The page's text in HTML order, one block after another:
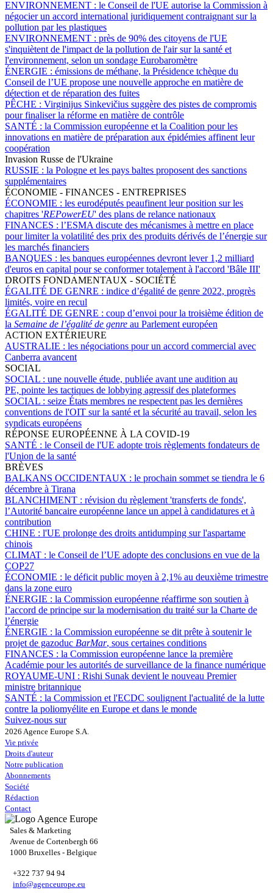
ENVIRONNEMENT : le Conseil de l'UE autorise la Commission à
négocier un accord international juridiquement contraignant sur la
pollution par les plastiques
ENVIRONNEMENT : près de 90% des citoyens de l'UE
s'inquiètent de l'impact de la pollution de l'air sur la santé et
l'environnement, selon un sondage Eurobaromètre
ÉNERGIE : émissions de méthane, la Présidence tchèque du
Conseil de l’UE propose une nouvelle approche en matière de
détection et de réparation des fuites
PÊCHE : Virginijus Sinkevičius suggère des pistes de compromis
pour finaliser la réforme en matière de contrôle
SANTÉ : la Commission européenne et la Coalition pour les
innovations en matière de préparation aux épidémies affinent leur
coopération
Invasion Russe de l'Ukraine
RUSSIE : la Pologne et les pays baltes proposent des sanctions
supplémentaires
ÉCONOMIE - FINANCES - ENTREPRISES
ÉCONOMIE : les eurodéputés peaufinent leur position sur les
chapitres 'REPowerEU' des plans de relance nationaux
FINANCES : l’ESMA discute des mécanismes à mettre en place
pour limiter la volatilité des prix des produits dérivés de l’énergie sur
les marchés financiers
BANQUES : les banques européennes devront lever 1,2 milliard
d'euros en capital pour se conformer totalement à l'accord 'Bâle III'
DROITS FONDAMENTAUX - SOCIÉTÉ
ÉGALITÉ DE GENRE : indice d’égalité de genre 2022, progrès
limités, voire en recul
ÉGALITÉ DE GENRE : coup d’envoi pour la troisième édition de
la Semaine de l’égalité de genre au Parlement européen
ACTION EXTÉRIEURE
AUSTRALIE : les négociations pour un accord commercial avec
Canberra avancent
SOCIAL
SOCIAL : une nouvelle étude, publiée avant une audition au
PE, pointe les tactiques de lobbying agressif des plateformes
SOCIAL : seize États membres ne respectent pas les dernières
conventions de l'OIT sur la santé et la sécurité au travail, selon les
syndicats européens
RÉPONSE EUROPÉENNE À LA COVID-19
SANTÉ : le Conseil de l'UE adopte trois règlements fondateurs de
l'Union de la santé
BRÈVES
BALKANS OCCIDENTAUX : le prochain sommet se tiendra le 6
décembre à Tirana
BLANCHIMENT : révision du règlement 'transferts de fonds',
l’Autorité bancaire européenne lance un appel à candidatures et à
contribution
CHINE : l'UE prolonge des droits antidumping sur l'aspartame
chinois
CLIMAT : le Conseil de l’UE adopte des conclusions en vue de la
COP27
ÉCONOMIE : le déficit public moyen à 2,1% au deuxième trimestre
dans la zone euro
ÉNERGIE : la Commission européenne réaffirme son soutien à
l’accord de principe sur la modernisation du traité sur la Charte de
l’énergie
ÉNERGIE : la Commission européenne se dit prête à soutenir le
projet de gazoduc BarMar, sous certaines conditions
FINANCES : la Commission européenne lance la première
Académie pour les autorités de surveillance de la finance numérique
ROYAUME-UNI : Rishi Sunak devient le nouveau Premier
ministre britannique
SANTÉ : la Commission et l'ECDC soulignent l'actualité de la lutte
contre la poliomyélite en Europe et dans le monde
Suivez-nous sur
2026 Agence Europe S.A.
Vie privée
Droits d'auteur
Notre publication
Abonnements
Société
Rédaction
Contact
Sales & Marketing
Avenue de Cortenbergh 66
1000 Bruxelles - Belgique
+322 737 94 94
info@agenceurope.eu